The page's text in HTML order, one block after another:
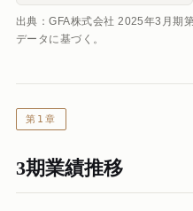
出典：GFA株式会社 2025年3月期
データに基づく。
第1章
3期業績推移